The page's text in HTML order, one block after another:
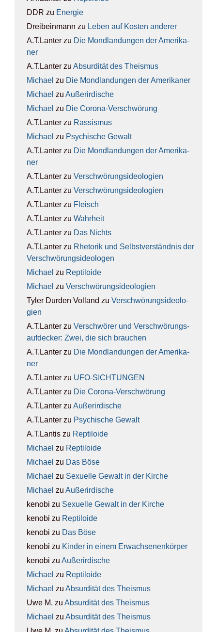
DDR zu Ener­gie
Dreibeinmann zu Leben auf Kos­ten ande­rer
A.T.Lanter zu Die Mond­lan­dun­gen der Ame­ri­ka­
ner
A.T.Lanter zu Absur­di­tät des The­is­mus
Michael zu Die Mond­lan­dun­gen der Ame­ri­ka­ner
Michael zu Außer­ir­di­sche
Michael zu Die Coro­na-Ver­schwö­rung
A.T.Lanter zu Ras­sis­mus
Michael zu Psy­chi­sche Gewalt
A.T.Lanter zu Die Mond­lan­dun­gen der Ame­ri­ka­
ner
A.T.Lanter zu Ver­schwö­rungs­ideo­lo­gien
A.T.Lanter zu Ver­schwö­rungs­ideo­lo­gien
A.T.Lanter zu Fleisch
A.T.Lanter zu Wahr­heit
A.T.Lanter zu Das Nichts
A.T.Lanter zu Rhe­to­rik und Selbst­ver­ständ­nis der
Ver­schwö­rungs­ideo­lo­gen
Michael zu Rep­ti­lo­ide
Michael zu Ver­schwö­rungs­ideo­lo­gien
Tyler Durden Volland zu Ver­schwö­rungs­ideo­lo­
gien
A.T.Lanter zu Ver­schwö­rer und Ver­schwö­rungs­
auf­de­cker: Zwei, die sich brau­chen
A.T.Lanter zu Die Mond­lan­dun­gen der Ame­ri­ka­
ner
A.T.Lanter zu UFO-SICH­TUN­GEN
A.T.Lanter zu Die Coro­na-Ver­schwö­rung
A.T.Lanter zu Außer­ir­di­sche
A.T.Lanter zu Psy­chi­sche Gewalt
A.T.Lantis zu Rep­ti­lo­ide
Michael zu Rep­ti­lo­ide
Michael zu Das Böse
Michael zu Sexu­el­le Gewalt in der Kir­che
Michael zu Außer­ir­di­sche
kenobi zu Sexu­el­le Gewalt in der Kir­che
kenobi zu Rep­ti­lo­ide
kenobi zu Das Böse
kenobi zu Kin­der in einem Erwach­se­nen­kör­per
kenobi zu Außer­ir­di­sche
Michael zu Rep­ti­lo­ide
Michael zu Absur­di­tät des The­is­mus
Uwe M. zu Absur­di­tät des The­is­mus
Michael zu Absur­di­tät des The­is­mus